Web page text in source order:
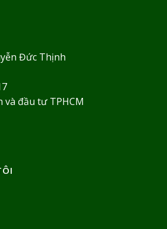
Đức Thịnh
và đầu tư TPHCM